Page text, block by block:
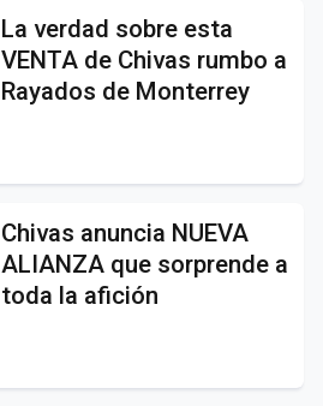
La verdad sobre esta
VENTA de Chivas rumbo a
Rayados de Monterrey
Chivas anuncia NUEVA
ALIANZA que sorprende a
toda la afición